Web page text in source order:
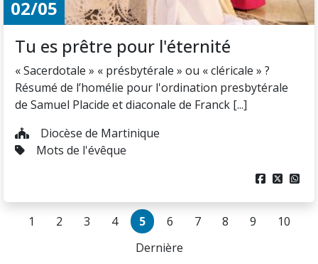
02/05
Tu es prêtre pour l'éternité
« Sacerdotale » « présbytérale » ou « cléricale » ?
Résumé de l’homélie pour l'ordination presbytérale
de Samuel Placide et diaconale de Franck [...]
Diocèse de Martinique
Mots de l'évêque
  
1 2 3 4 5 6 7 8 9
10
Dernière